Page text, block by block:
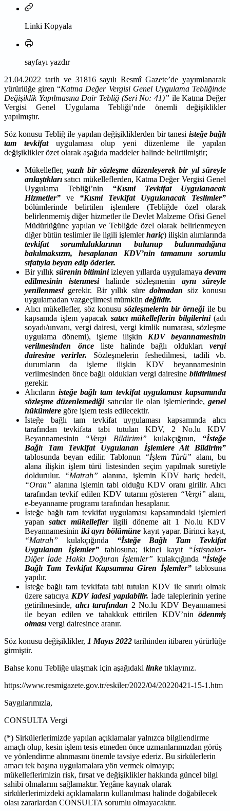
Linki Kopyala
sayfayı yazdır
21.04.2022 tarih ve 31816 sayılı Resmî Gazete’de yayımlanarak
yürürlüğe giren “Katma Değer Vergisi Genel Uygulama Tebliğinde
Değişiklik Yapılmasına Dair Tebliğ (Seri No: 41)” ile Katma Değer
Vergisi Genel Uygulama Tebliği’nde önemli değişiklikler
yapılmıştır.
Söz konusu Tebliğ ile yapılan değişikliklerden bir tanesi isteğe bağlı
tam tevkifatuygulaması olup yeni düzenleme ile
yapılan
değişiklikler özet olarak aşağıda maddeler halinde belirtilmiştir;
Mükellefler,yazılı bir sözleşme düzenleyerek bir yıl süreyle
anlaştıkları satıcı mükelleflerden, Katma Değer Vergisi Genel
Uygulama Tebliği’nin “Kısmi Tevkifat Uygulanacak
Hizmetler” ve “Kısmi Tevkifat Uygulanacak Teslimler”
bölümlerinde belirtilen işlemlere (Tebliğde özel olarak
belirlenmemiş diğer hizmetler ile Devlet Malzeme Ofisi Genel
Müdürlüğüne yapılan ve Tebliğde özel olarak belirlenmeyen
diğer bütün teslimler ile ilgili işlemlerhariç) ilişkin alımlarında
tevkifat
sorumluluklarının bulunup bulunmadığına
bakılmaksızın, hesaplanan KDV’nin tamamını sorumlu
sıfatıyla beyan edip öderler.
Bir yıllık sürenin bitiminiizleyen yıllarda uygulamayadevam
edilmesinin istenmesihalinde sözleşmenin aynı süreyle
yenilenmesigerekir. Bir yıllık süredolmadan söz konusu
uygulamadan vazgeçilmesi mümkün değildir.
Alıcı mükellefler, söz konusu sözleşmelerin bir örneğiile bu
kapsamda işlem yapacak satıcı mükelleflerin bilgilerini(adı
soyadı/unvanı, vergi dairesi, vergi kimlik numarası, sözleşme
uygulama dönemi), işleme ilişkin KDV beyannamesinin
verilmesinden önceliste halinde bağlı oldukları vergi
dairesine verirler. Sözleşmelerin feshedilmesi, tadili vb.
durumların da işleme ilişkin KDV beyannamesinin
verilmesinden önce bağlı oldukları vergi dairesine bildirilmesi
gerekir.
Alıcıların isteğe bağlı tam tevkifat uygulaması kapsamında
sözleşme düzenlemediğisatıcılar ile olan işlemlerinde,genel
hükümlere göre işlem tesis edilecektir.
İsteğe bağlı tam tevkifat uygulaması kapsamında alıcı
tarafından tevkifata tabi tutulan KDV, 2 No.lu KDV
Beyannamesinin
“Vergi Bildirimi” kulakçığının, “İsteğe
Bağlı Tam Tevkifat Uygulanan İşlemlere Ait Bildirim”
tablosunda beyan edilir. Tablonun
“İşlem Türü” alanı, bu
alana ilişkin işlem türü listesinden seçim yapılmak suretiyle
doldurulur.
“Matrah” alanına, işlemin KDV hariç bedeli,
“Oran” alanına işlemin tabi olduğu KDV oranı girilir. Alıcı
tarafından tevkif edilen KDV tutarını gösteren “Vergi” alanı,
e-beyanname programı tarafından hesaplanır.
İsteğe bağlı tam tevkifat uygulaması kapsamındaki işlemleri
yapansatıcı mükelleflerilgili döneme ait 1 No.lu KDV
Beyannamesinin iki ayrı bölümüne kayıt yapar. Birinci kayıt,
“Matrah” kulakçığında “İsteğe Bağlı Tam Tevkifat
Uygulanan İşlemler” tablosuna; ikinci kayıt
“İstisnalar-
Diğer İade Hakkı Doğuran İşlemler” kulakçığında “İsteğe
Bağlı Tam Tevkifat Kapsamına Giren İşlemler”tablosuna
yapılır.
İsteğe bağlı tam tevkifata tabi tutulan KDV ile sınırlı olmak
üzere satıcıya KDV iadesi yapılabilir. İade taleplerinin yerine
getirilmesinde, alıcı tarafından 2 No.lu KDV Beyannamesi
ile beyan edilen ve tahakkuk ettirilen KDV’nin ödenmiş
olması vergi dairesince aranır.
Söz konusu değişiklikler, 1 Mayıs 2022 tarihinden itibaren yürürlüğe
girmiştir.
Bahse konu Tebliğe ulaşmak için aşağıdaki linke tıklayınız.
https://www.resmigazete.gov.tr/eskiler/2022/04/20220421-15-1.htm
Saygılarımızla,
CONSULTA Vergi
(*) Sirkülerlerimizde yapılan açıklamalar yalnızca bilgilendirme
amaçlı olup, kesin işlem tesis etmeden önce uzmanlarımızdan görüş
ve yönlendirme alınmasını önemle tavsiye ederiz. Bu sirkülerlerin
amacı tek başına uygulamalara yön vermek olmayıp;
mükelleflerimizin risk, fırsat ve değişiklikler hakkında güncel bilgi
sahibi olmalarını sağlamaktır. Yegâne kaynak olarak
sirkülerlerimizdeki açıklamaların kullanılması halinde doğabilecek
olası zararlardan CONSULTA sorumlu olmayacaktır.